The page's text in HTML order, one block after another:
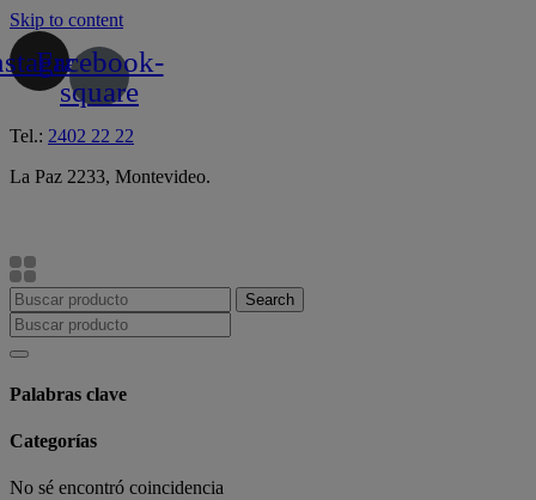
Skip to content
Facebook-
square
Tel.: 2402 22 22
La Paz 2233, Montevideo.
Search
Palabras clave
Categorías
No sé encontró coincidencia